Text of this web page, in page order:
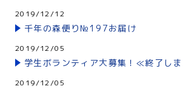
2019/12/12
千年の森便り№197お届け
2019/12/05
学生ボランティア大募集！≪終了し
2019/12/05